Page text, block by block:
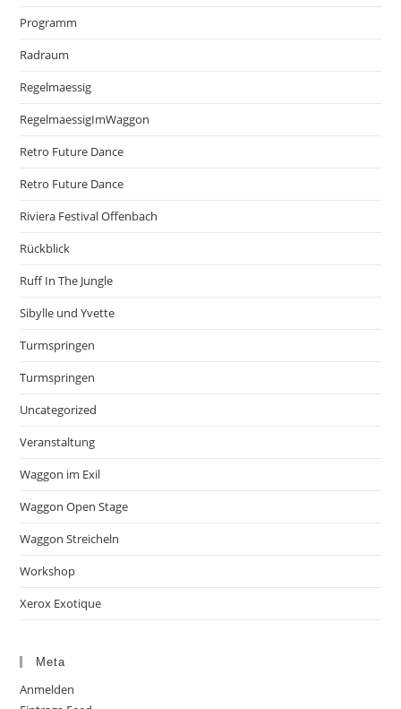
Programm
Radraum
Regelmaessig
RegelmaessigImWaggon
Retro Future Dance
Retro Future Dance
Riviera Festival Offenbach
Rückblick
Ruff In The Jungle
Sibylle und Yvette
Turmspringen
Turmspringen
Uncategorized
Veranstaltung
Waggon im Exil
Waggon Open Stage
Waggon Streicheln
Workshop
Xerox Exotique
Meta
Anmelden